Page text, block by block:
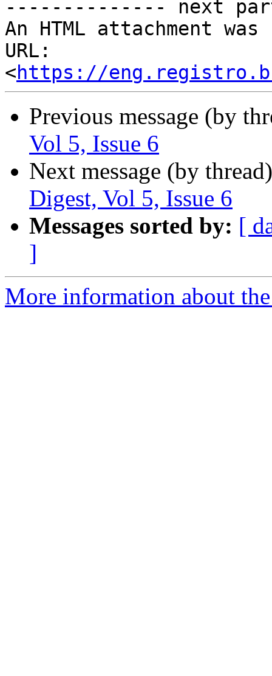
-------------- next
An HTML attachment
URL:
<https://
Previous message (by
Vol 5, Issue 6
Next message (by
Digest, Vol 5, Issue 6
Messages sorted by: [
]
More information about